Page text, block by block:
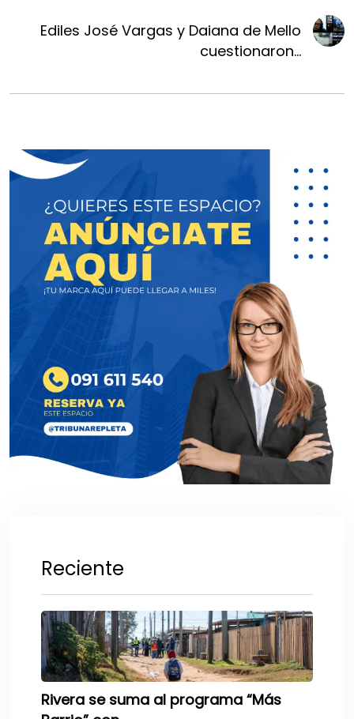
Ediles José Vargas y Daiana de Mello
cuestionaron...
Reciente
Rivera se suma al programa “Más